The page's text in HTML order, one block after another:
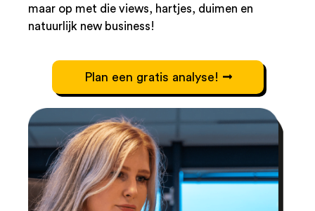
maar op met die views, hartjes, duimen en
natuurlijk new business!
Plan een gratis analyse!